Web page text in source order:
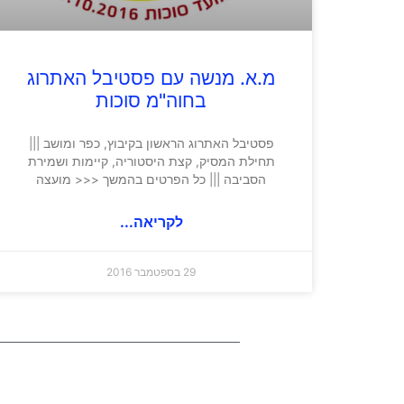
מ.א. מנשה עם פסטיבל האתרוג
בחוה"מ סוכות
פסטיבל האתרוג הראשון בקיבוץ, כפר ומושב |||
תחילת המסיק, קצת היסטוריה, קיימות ושמירת
הסביבה ||| כל הפרטים בהמשך <<< מועצה
לקריאה...
29 בספטמבר 2016